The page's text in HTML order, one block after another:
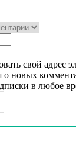
свой адрес
о новых
в любое